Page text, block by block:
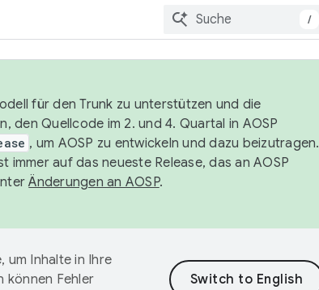
/
für den Trunk zu unterstützen und die
Quellcode im 2. und 4. Quartal in AOSP
, um AOSP zu entwickeln und dazu beizutragen.
immer auf das neueste Release, das an AOSP
Änderungen an AOSP.
um Inhalte in Ihre
können Fehler